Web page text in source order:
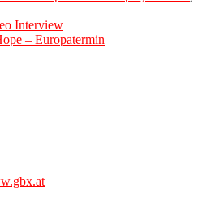
Interview
– Europatermin